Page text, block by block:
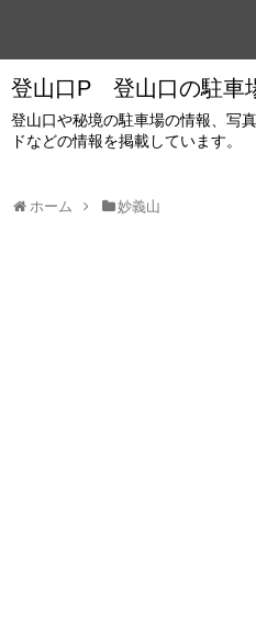
登山口P 登山口の駐車
登山口や秘境の駐車場の情報、写
ドなどの情報を掲載しています。
ホーム 妙義山